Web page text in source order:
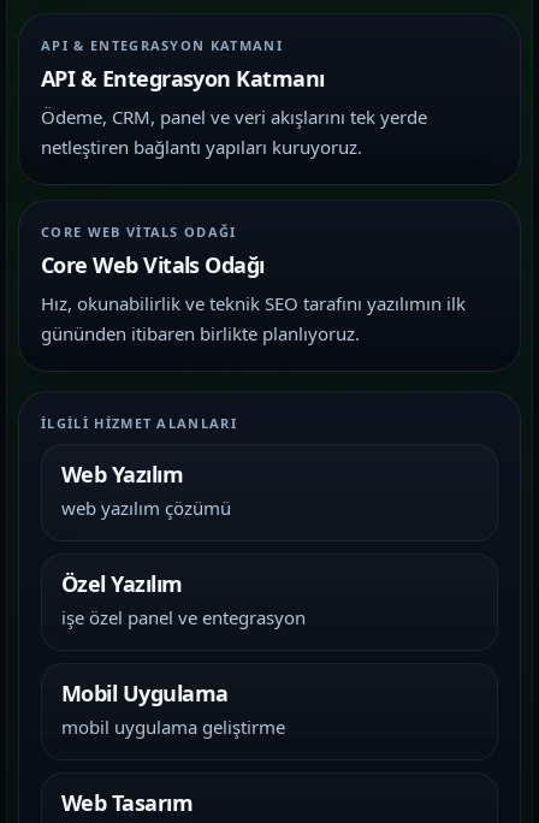
API & ENTEGRASYON KATMANI
API & Entegrasyon Katmanı
Ödeme, CRM, panel ve veri akışlarını tek yerde
netleştiren bağlantı yapıları kuruyoruz.
CORE WEB VITALS ODAĞI
Core Web Vitals Odağı
Hız, okunabilirlik ve teknik SEO tarafını yazılımın ilk
gününden itibaren birlikte planlıyoruz.
İLGILI HIZMET ALANLARI
Web Yazılım
web yazılım çözümü
Özel Yazılım
işe özel panel ve entegrasyon
Mobil Uygulama
mobil uygulama geliştirme
Web Tasarım